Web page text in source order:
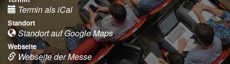
Termin als iCal
Standort
Standort auf Google Maps
Webseite
Webseite der Messe